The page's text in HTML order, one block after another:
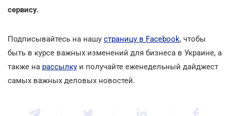
сервису.
Подписывайтесь на нашу страницу в Facebook, чтобы
быть в курсе важных изменений для бизнеса в Украине, а
также на рассылку и получайте еженедельный дайджест
самых важных деловых новостей.